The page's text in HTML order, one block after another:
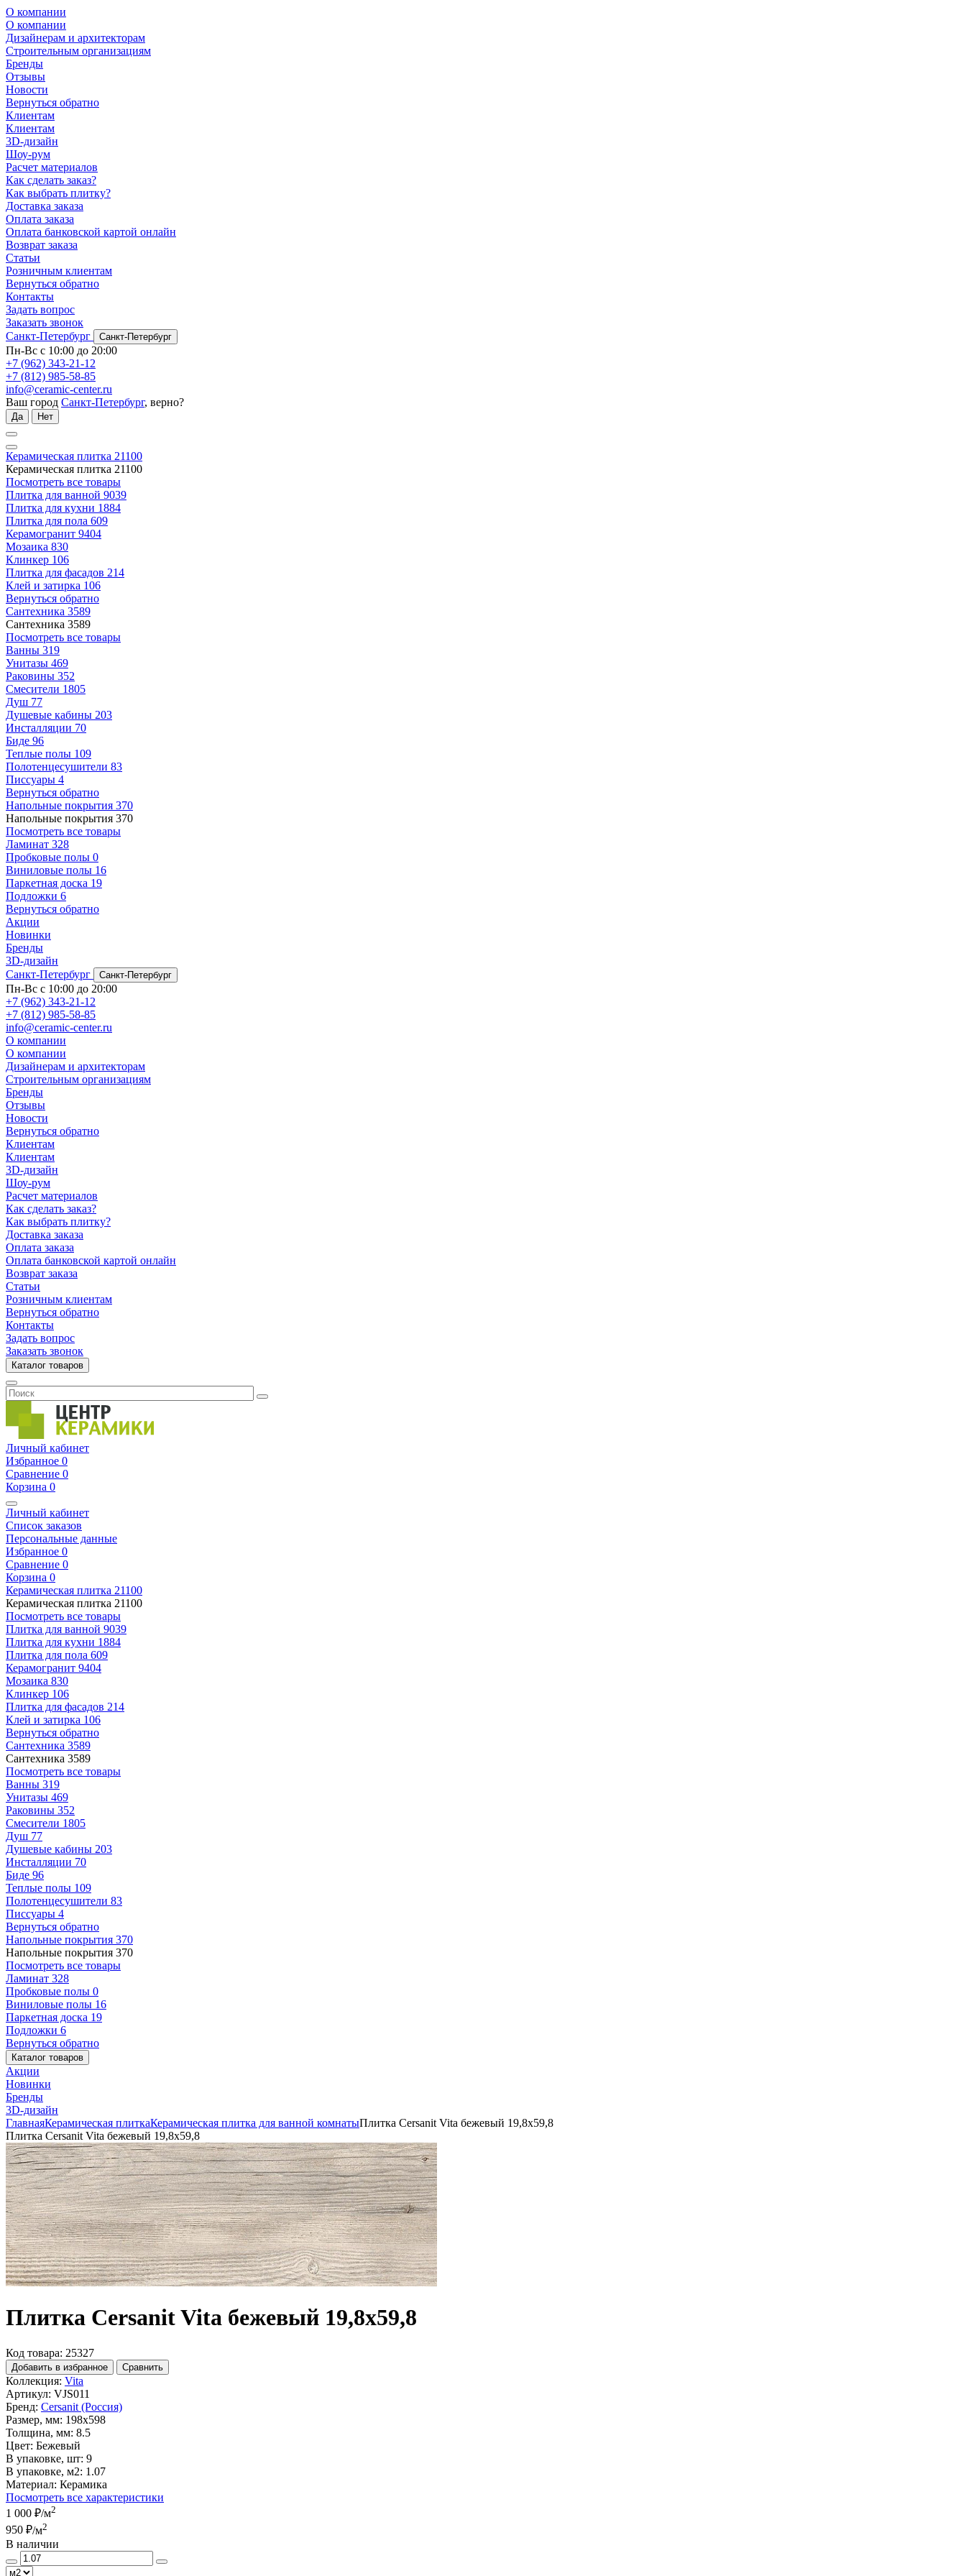
О компании
О компании
Дизайнерам и архитекторам
Строительным организациям
Бренды
Отзывы
Новости
Вернуться обратно
Клиентам
Клиентам
3D-дизайн
Шоу-рум
Расчет материалов
Как сделать заказ?
Как выбрать плитку?
Доставка заказа
Оплата заказа
Оплата банковской картой онлайн
Возврат заказа
Статьи
Розничным клиентам
Вернуться обратно
Контакты
Задать вопрос
Заказать звонок
Санкт-Петербург
Санкт-Петербург
Пн-Вс с 10:00 до 20:00
+7 (962) 343-21-12
+7 (812) 985-58-85
info@ceramic-center.ru
Ваш город Санкт-Петербург, верно?
Да Нет
Керамическая плитка 21100
Керамическая плитка 21100
Посмотреть все товары
Плитка для ванной 9039
Плитка для кухни 1884
Плитка для пола 609
Керамогранит 9404
Мозаика 830
Клинкер 106
Плитка для фасадов 214
Клей и затирка 106
Вернуться обратно
Сантехника 3589
Сантехника 3589
Посмотреть все товары
Ванны 319
Унитазы 469
Раковины 352
Смесители 1805
Душ 77
Душевые кабины 203
Инсталляции 70
Биде 96
Теплые полы 109
Полотенцесушители 83
Писсуары 4
Вернуться обратно
Напольные покрытия 370
Напольные покрытия 370
Посмотреть все товары
Ламинат 328
Пробковые полы 0
Виниловые полы 16
Паркетная доска 19
Подложки 6
Вернуться обратно
Акции
Новинки
Бренды
3D-дизайн
Санкт-Петербург
Санкт-Петербург
Пн-Вс с 10:00 до 20:00
+7 (962) 343-21-12
+7 (812) 985-58-85
info@ceramic-center.ru
О компании
О компании
Дизайнерам и архитекторам
Строительным организациям
Бренды
Отзывы
Новости
Вернуться обратно
Клиентам
Клиентам
3D-дизайн
Шоу-рум
Расчет материалов
Как сделать заказ?
Как выбрать плитку?
Доставка заказа
Оплата заказа
Оплата банковской картой онлайн
Возврат заказа
Статьи
Розничным клиентам
Вернуться обратно
Контакты
Задать вопрос
Заказать звонок
Каталог товаров
Личный кабинет
Избранное 0
Сравнение 0
Корзина 0
Личный кабинет
Список заказов
Персональные данные
Избранное 0
Сравнение 0
Корзина 0
Керамическая плитка 21100
Керамическая плитка 21100
Посмотреть все товары
Плитка для ванной 9039
Плитка для кухни 1884
Плитка для пола 609
Керамогранит 9404
Мозаика 830
Клинкер 106
Плитка для фасадов 214
Клей и затирка 106
Вернуться обратно
Сантехника 3589
Сантехника 3589
Посмотреть все товары
Ванны 319
Унитазы 469
Раковины 352
Смесители 1805
Душ 77
Душевые кабины 203
Инсталляции 70
Биде 96
Теплые полы 109
Полотенцесушители 83
Писсуары 4
Вернуться обратно
Напольные покрытия 370
Напольные покрытия 370
Посмотреть все товары
Ламинат 328
Пробковые полы 0
Виниловые полы 16
Паркетная доска 19
Подложки 6
Вернуться обратно
Каталог товаров
Акции
Новинки
Бренды
3D-дизайн
ГлавнаяКерамическая плиткаКерамическая плитка для ванной комнатыПлитка Cersanit Vita бежевый 19,8x59,8
Плитка Cersanit Vita бежевый 19,8x59,8
Плитка Cersanit Vita бежевый 19,8x59,8
Код товара: 25327
Добавить в избранное Сравнить
Коллекция: Vita
Артикул: VJS011
Бренд: Cersanit (Россия)
Размер, мм: 198x598
Толщина, мм: 8.5
Цвет: Бежевый
В упаковке, шт: 9
В упаковке, м2: 1.07
Материал: Керамика
Посмотреть все характеристики
1 000 ₽/м2
950 ₽/м2
В наличии